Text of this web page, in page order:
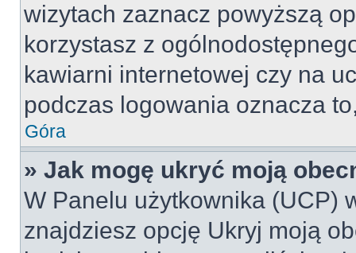
wizytach zaznacz powyższą
korzystasz z
kawiarni internetowej czy na
podczas logowania oznacza
Góra
» Jak mogę ukryć moją
W Panelu użytkownika (UCP)
znajdziesz opcję Ukryj moją